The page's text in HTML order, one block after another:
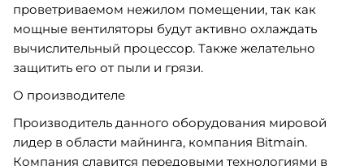
проветриваемом нежилом помещении, так как
мощные вентиляторы будут активно охлаждать
вычислительный процессор. Также желательно
защитить его от пыли и грязи.
О производителе
Производитель данного оборудования мировой
лидер в области майнинга, компания Bitmain.
Компания славится передовыми технологиями в